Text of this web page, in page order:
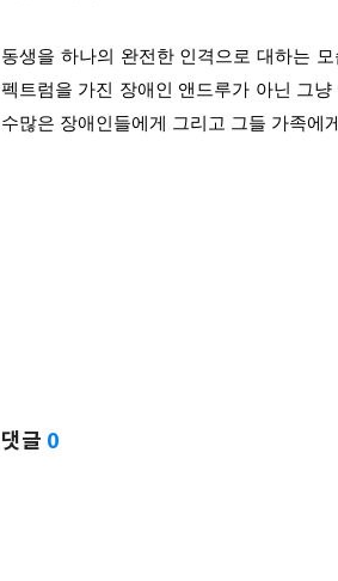
동생을 하나의 완전한 인격으로 대하는
펙트럼을 가진 장애인 앤드루가 아닌 그
수많은 장애인들에게 그리고 그들 가족에
댓글 0